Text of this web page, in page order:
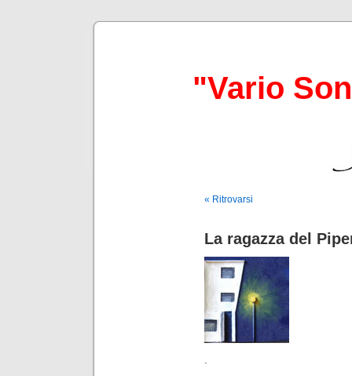
"Vario
« Ritrovarsi
La ragazza del